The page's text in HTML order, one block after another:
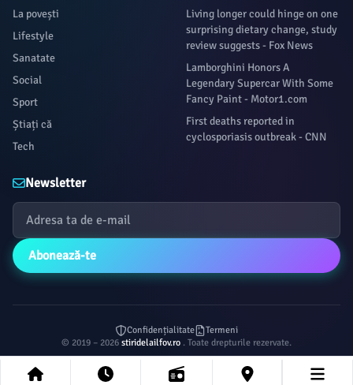
La povești
Lifestyle
Sanatate
Social
Sport
Știați că
Tech
Living longer could hinge on one
surprising dietary change, study
review suggests - Fox News
Lamborghini Honors A
Legendary Supercar With Some
Fancy Paint - Motor1.com
First deaths reported in
cyclosporiasis outbreak - CNN
Newsletter
Abonează-te
Confidențialitate
Termeni
© 2019 – 2026 stiridelailfov.ro . Toate drepturile rezervate.